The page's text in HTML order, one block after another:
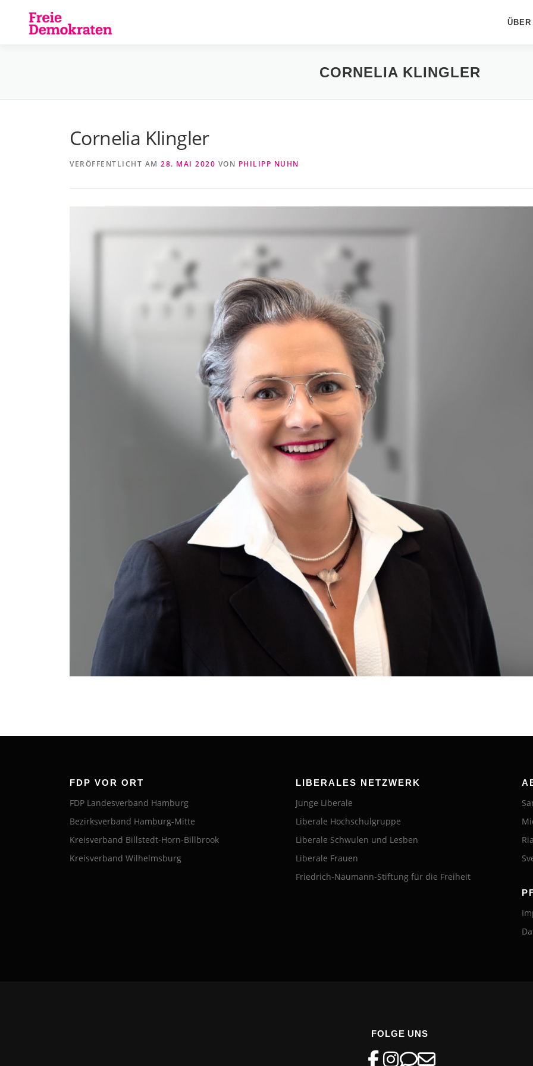
springen
ÜBER
CORNELIA KLINGLER
Cornelia Klingler
VERÖFFENTLICHT AM 28. MAI 2020 VON PHILIPP NUHN
FDP VOR ORT
FDP Landesverband Hamburg
Bezirksverband Hamburg-Mitte
Kreisverband Billstedt-Horn-Billbrook
Kreisverband Wilhelmsburg
LIBERALES NETZWERK
Junge Liberale
Liberale Hochschulgruppe
Liberale Schwulen und Lesben
Liberale Frauen
Friedrich-Naumann-Stiftung für die Freiheit
FOLGE UNS